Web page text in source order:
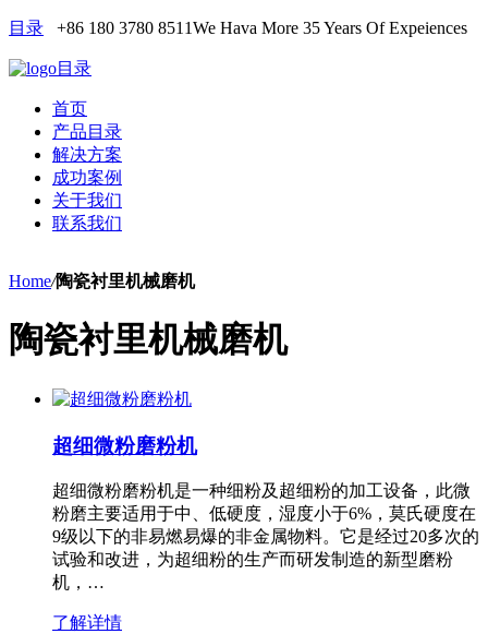
目录 +86 180 3780 8511We Hava More 35 Years Of Expeiences
目录
首页
产品目录
解决方案
成功案例
关于我们
联系我们
Home/陶瓷衬里机械磨机
陶瓷衬里机械磨机
超细微粉磨粉机
超细微粉磨粉机是一种细粉及超细粉的加工设备，此微
粉磨主要适用于中、低硬度，湿度小于6%，莫氏硬度在
9级以下的非易燃易爆的非金属物料。它是经过20多次的
试验和改进，为超细粉的生产而研发制造的新型磨粉
机，…
了解详情